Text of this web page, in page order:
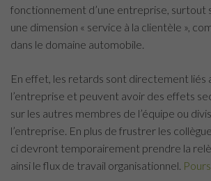
fonctionnement d’une entreprise, surtout
une dimension « service à la clientèle »,
dans le domaine automobile.
En effet, les retards sont directement liés
l’entreprise et peuvent avoir des effets
sur les autres membres de l’équipe ou
l’entreprise. En plus de frustrer les
ci devront temporairement prendre la
ainsi le flux de travail organisationnel.